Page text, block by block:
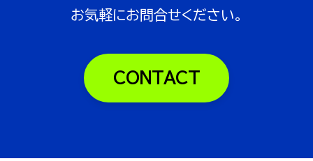
お気軽にお問合せください。
CONTACT